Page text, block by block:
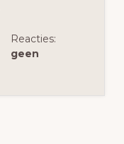
Reacties:
geen